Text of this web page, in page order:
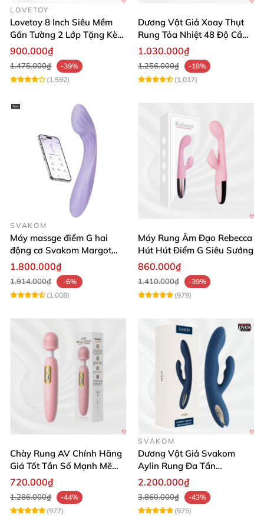
LOVETOY
Lovetoy 8 Inch Siêu Mềm
Gắn Tường 2 Lớp Tặng Kèm
Dầu Massage
900.000₫
1.475.000₫
-39%
(1,592)
Dương Vật Giả Xoay Thụt
Rung Tỏa Nhiệt 48 Độ Cầm
Tay Hot Bunny
1.030.000₫
1.256.000₫
-18%
(1,017)
SVAKOM
Máy massge điểm G hai
động cơ Svakom Margot
điều khiển qua app
1.800.000₫
1.914.000₫
-6%
(1,008)
Máy Rung Âm Đạo Rebecca
Hút Hút Điểm G Siêu Sướng
860.000₫
1.410.000₫
-39%
(979)
Chày Rung AV Chính Hãng
Giá Tốt Tần Số Mạnh Mẽ
Siêu Bền
720.000₫
1.286.000₫
-44%
(977)
SVAKOM
Dương Vật Giả Svakom
Aylin Rung Đa Tần
Massage Sung Sướng
2.200.000₫
3.860.000₫
-43%
(975)